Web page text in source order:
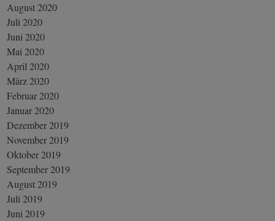
August 2020
Juli 2020
Juni 2020
Mai 2020
April 2020
März 2020
Februar 2020
Januar 2020
Dezember 2019
November 2019
Oktober 2019
September 2019
August 2019
Juli 2019
Juni 2019